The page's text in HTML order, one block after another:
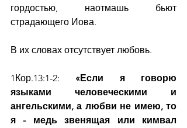
гордостью, наотмашь бьют
страдающего Иова.
В их словах отсутствует любовь.
1Кор.13:1-2: «Если я говорю
языками человеческими и
ангельскими, а любви не имею, то
я - медь звенящая или кимвал